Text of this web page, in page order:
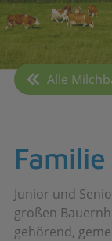
Alle
Junior und
großen
gehörend,